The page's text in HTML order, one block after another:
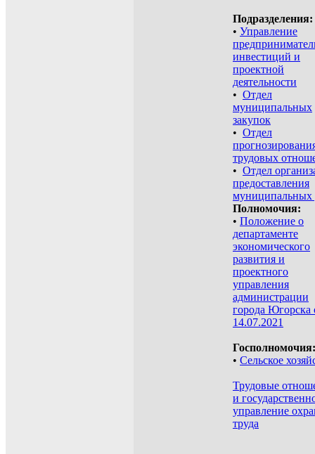
Подразделения:
• Управление
инвестиций и
проектной
деятельности
• Отдел
муниципальных
закупок
• Отдел
трудовых
• Отдел
предоставления
муниципальных
Полномочия:
• Положение о
департаменте
экономического
развития и
проектного
управления
администрации
города Югорска
14.07.2021
Госполномочия:
• Сельское
Трудовые
и
управление
труда